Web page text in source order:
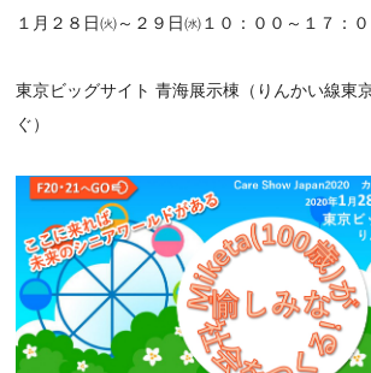
１月２８日㈫～２９日㈬１０：００～１７：０
東京ビッグサイト 青海展示棟（りんかい線東
ぐ）